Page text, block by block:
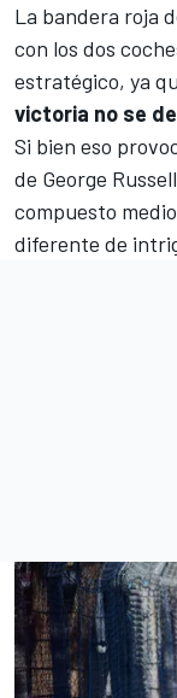
La bandera roja
con los dos
estratégico, ya
victoria no se
Si bien eso
de George Russell
compuesto
diferente de